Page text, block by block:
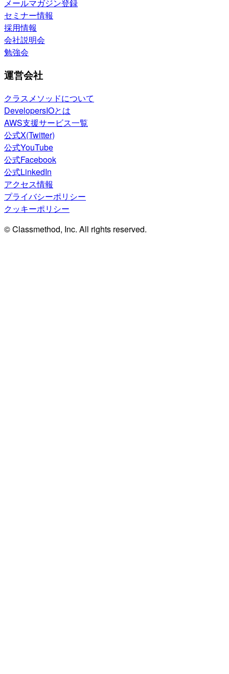
メールマガジン登録
セミナー情報
採用情報
会社説明会
勉強会
運営会社
クラスメソッドについて
DevelopersIOとは
AWS支援サービス一覧
公式X(Twitter)
公式YouTube
公式Facebook
公式LinkedIn
アクセス情報
プライバシーポリシー
クッキーポリシー
© Classmethod, Inc. All rights reserved.